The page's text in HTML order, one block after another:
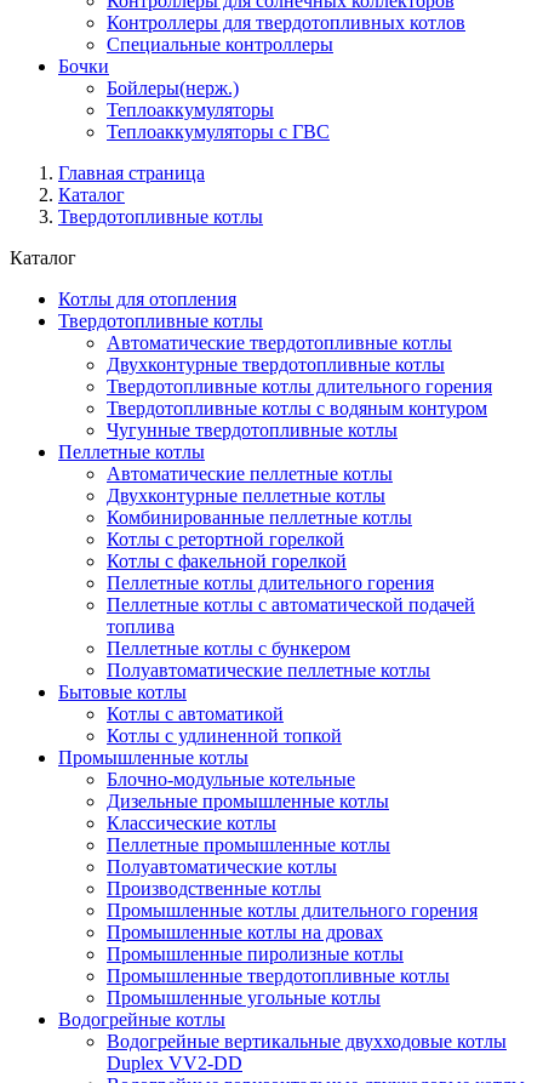
Контроллеры для твердотопливных котлов
Специальные контроллеры
Бочки
Бойлеры(нерж.)
Теплоаккумуляторы
Теплоаккумуляторы с ГВС
Главная страница
Каталог
Твердотопливные котлы
Каталог
Котлы для отопления
Твердотопливные котлы
Автоматические твердотопливные котлы
Двухконтурные твердотопливные котлы
Твердотопливные котлы длительного горения
Твердотопливные котлы с водяным контуром
Чугунные твердотопливные котлы
Пеллетные котлы
Автоматические пеллетные котлы
Двухконтурные пеллетные котлы
Комбинированные пеллетные котлы
Котлы с ретортной горелкой
Котлы с факельной горелкой
Пеллетные котлы длительного горения
Пеллетные котлы с автоматической подачей
топлива
Пеллетные котлы с бункером
Полуавтоматические пеллетные котлы
Бытовые котлы
Котлы с автоматикой
Котлы с удлиненной топкой
Промышленные котлы
Блочно-модульные котельные
Дизельные промышленные котлы
Классические котлы
Пеллетные промышленные котлы
Полуавтоматические котлы
Производственные котлы
Промышленные котлы длительного горения
Промышленные котлы на дровах
Промышленные пиролизные котлы
Промышленные твердотопливные котлы
Промышленные угольные котлы
Водогрейные котлы
Водогрейные вертикальные двухходовые котлы
Duplex VV2-DD